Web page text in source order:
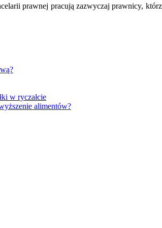
prawnej pracują zazwyczaj prawnicy,
w ryczałcie
alimentów?